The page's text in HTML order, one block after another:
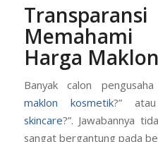
Harga Maklon
Banyak calon
maklon kosmetik?”
skincare?”. Jawabannya
sangat bergantung pada